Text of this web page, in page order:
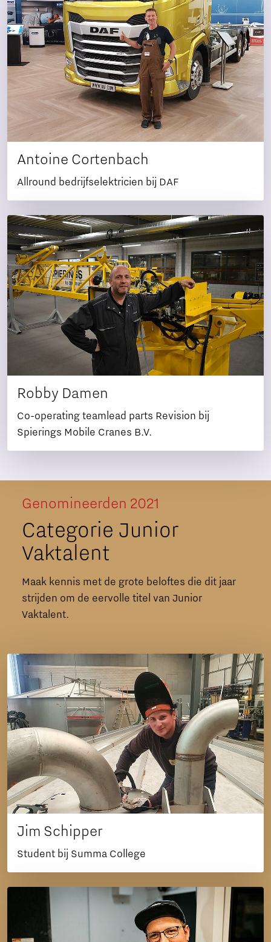
Antoine Cortenbach
Allround bedrijfselektricien bij DAF
Robby Damen
Co-operating teamlead parts Revision bij
Spierings Mobile Cranes B.V.
Genomineerden 2021
Categorie Junior
Vaktalent
Maak kennis met de grote beloftes die dit jaar
strijden om de eervolle titel van Junior
Vaktalent.
Jim Schipper
Student bij Summa College